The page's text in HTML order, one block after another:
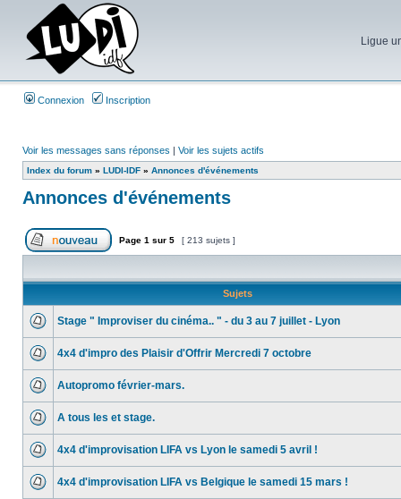
Ligue
Connexion Inscription
Voir les messages sans réponses | Voir les sujets actifs
Index du forum » LUDI-IDF » Annonces d'événements
Annonces d'événements
Page 1 sur 5 [ 213 sujets ]
Sujets
Stage " Improviser du cinéma.. " - du 3 au 7 juillet - Lyon
4x4 d'impro des Plaisir d'Offrir Mercredi 7 octobre
Autopromo février-mars.
A tous les et stage.
4x4 d'improvisation LIFA vs Lyon le samedi 5 avril !
4x4 d'improvisation LIFA vs Belgique le samedi 15 mars !